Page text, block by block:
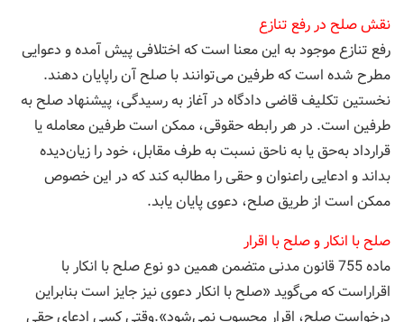
نقش صلح در رفع تنازع
رفع تنازع موجود به این معنا است که اختلافی پیش ‌آمده و دعوایی
مطرح شده است که طرفین می‌توانند با صلح آن راپایان دهند.
نخستین تکلیف قاضی دادگاه در آغاز به رسیدگی، پیشنهاد صلح به
طرفین است. در هر رابطه حقوقی، ممکن است طرفین معامله یا
قرارداد به‌حق یا به ناحق نسبت به طرف مقابل، خود را زیان‌دیده
بداند و ادعایی راعنوان و حقی را مطالبه کند که در این خصوص
ممکن است از طریق صلح، دعوی پایان یابد.
صلح با انکار و صلح با اقرار
ماده 755 قانون مدنی متضمن همین دو نوع صلح با انکار با
اقراراست که می‌گوید «صلح با انکار دعوی نیز جایز است بنابراین
درخواست صلح، اقرار محسوب نمی‌شود».وقتی کسی ادعای حقی